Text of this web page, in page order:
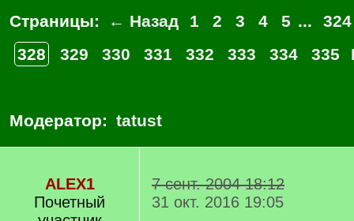
Страницы: ← Назад 1 2 3 4 5 ...
324
328
329 330 331 332 333 334 335
Модератор: tatust
ALEX1
Почетный
7 сент. 2004 18:12
31 окт. 2016 19:05